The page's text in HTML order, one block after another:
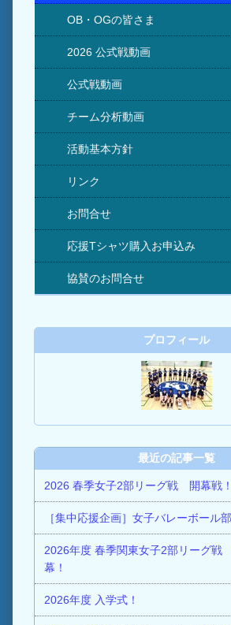
OB・OGの皆さま
2026 公式戦動画
公式戦動画
チーム分析動画
活動基本方針
リンク
お問合せ
応援Tシャツ購入お申込み
協賛のお問合せ
プロフィール
最近の記事一覧
2026 春季女子2部リーグ戦 開幕戦！
［集中応援企画］女子バレーボール
2026年度 春季関東女子2部リーグ
幕！
2026年度 入学式！